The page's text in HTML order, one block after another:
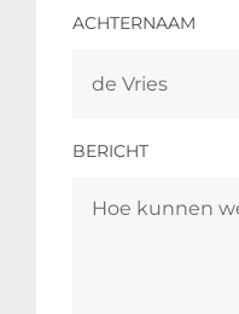
ACHTERNAAM
BERICHT